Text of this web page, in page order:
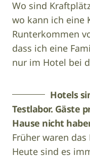
Wo sind
wo kann ich eine
Runterkommen
dass ich eine
nur im Hotel bei
Hotels
Testlabor. Gäste
Hause nicht
Früher waren
Heute sind es